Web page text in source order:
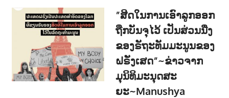
ະ
າ
ວ
”ສີດໃນການເອົາລູກອອກ
ຖືກບັນຈຸໄວ້ ເປັນສ່ວນນື່ງ
ຂອງຣັຖະທັມມະນູນຂອງ
ຝຣັ່ງເສດ”~ຂ່າວຈາກ
ມຸນິທິມະນຸດສະ
ຍະ~Manushya